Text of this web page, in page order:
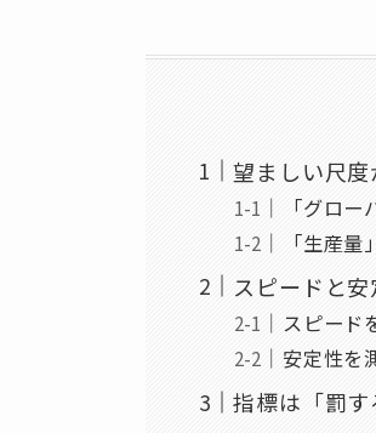
望ましい尺度
「グロ
「生産
スピードと
スピード
安定性を
指標は「罰